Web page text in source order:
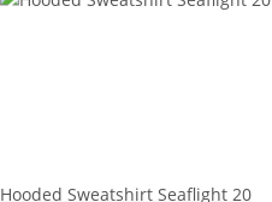
Hooded Sweatshirt Seaflight 20